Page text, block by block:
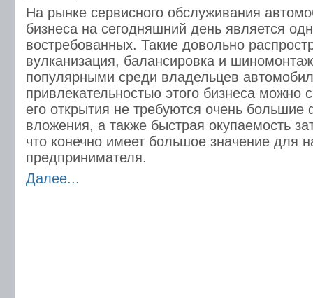
На рынке сервисного обслуживания
бизнеса на сегодняшний день является
востребованных. Такие довольно
вулканизация, балансировка и
популярными среди владельцев
привлекательностью этого бизнеса можно
его открытия не требуются очень большие
вложения, а также быстрая окупаемость
что конечно имеет большое значение для
предпринимателя.
Далее...